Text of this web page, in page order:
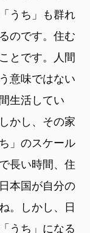
うち」も群れ
のです。住む
とです。人間
意味ではない
生活してい
かし、その家
」のスケール
長い時間、住
本国が自分の
。しかし、日
うち」になる